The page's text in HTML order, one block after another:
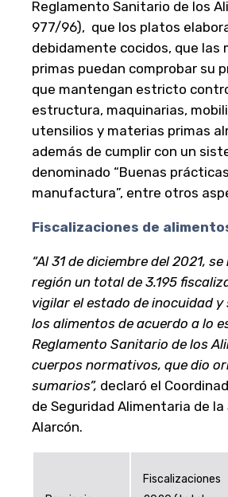
Reglamento Sanitario de los
977/96), que los platos
debidamente cocidos, que las
primas puedan comprobar su
que mantengan estricto
estructura, maquinarias,
utensilios y materias primas
además de cumplir con un
denominado “Buenas
manufactura”, entre otros
Fiscalizaciones de
“Al 31 de diciembre del 2021,
región un total de 3.195
vigilar el estado de inocuidad y
los alimentos de acuerdo a lo
Reglamento Sanitario de los
cuerpos normativos, que dio
sumarios”, declaró el
de Seguridad Alimentaria de la
Alarcón.
Fiscalizaciones